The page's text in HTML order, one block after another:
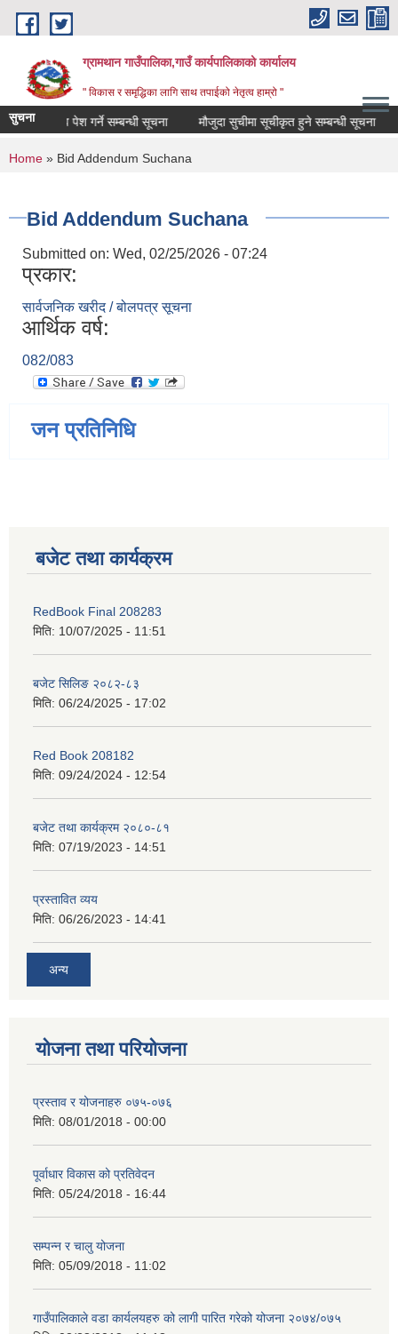
Skip to main content
ग्रामथान गाउँपालिका,गाउँ कार्यपालिकाको कार्यालय
" विकास र समृद्धिका लागि साथ तपाईको नेतृत्व हाम्रो "
सुचना
प्रस्ताव पेश गर्ने सम्बन्धी सूचना मौजुदा सुचीमा सूचीकृत हुने सम्बन्धी सूचना
You are here
Home » Bid Addendum Suchana
Bid Addendum Suchana
Submitted on: Wed, 02/25/2026 - 07:24
प्रकार:
सार्वजनिक खरीद / बोलपत्र सूचना
आर्थिक वर्ष:
082/083
जन प्रतिनिधि
बजेट तथा कार्यक्रम
RedBook Final 208283
मिति: 10/07/2025 - 11:51
बजेट सिलिङ २०८२-८३
मिति: 06/24/2025 - 17:02
Red Book 208182
मिति: 09/24/2024 - 12:54
बजेट तथा कार्यक्रम २०८०-८१
मिति: 07/19/2023 - 14:51
प्रस्तावित व्यय
मिति: 06/26/2023 - 14:41
अन्य
योजना तथा परियोजना
प्रस्ताव र योजनाहरु ०७५-०७६
मिति: 08/01/2018 - 00:00
पूर्वाधार विकास को प्रतिवेदन
मिति: 05/24/2018 - 16:44
सम्पन्न र चालु योजना
मिति: 05/09/2018 - 11:02
गाउँपालिकाले वडा कार्यलयहरु को लागी पारित गरेको योजना २०७४/०७५